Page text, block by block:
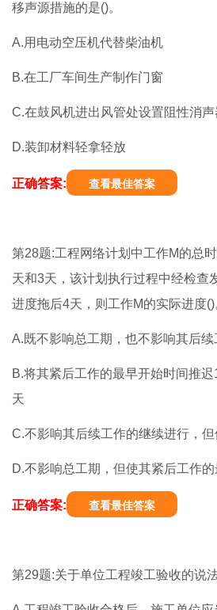
移声源措施的是()。
A.用电动空压机代替柴油机
B.在工厂车间生产制作门窗
C.在鼓风机进出风管处设置阻性消声
D.装卸材料轻拿轻放
正确答案: 查看最佳答案
第28题:工程网络计划中工作M的总
天和3天，该计划执行过程中经检查
进度拖后4天，则工作M的实际进度()
A.既不影响总工期，也不影响其后
B.将其紧后工作的最早开始时间推
天
C.不影响其后续工作的继续进行，
D.不影响总工期，但使其紧后工作
正确答案: 查看最佳答案
第29题:关于单位工程竣工验收的说